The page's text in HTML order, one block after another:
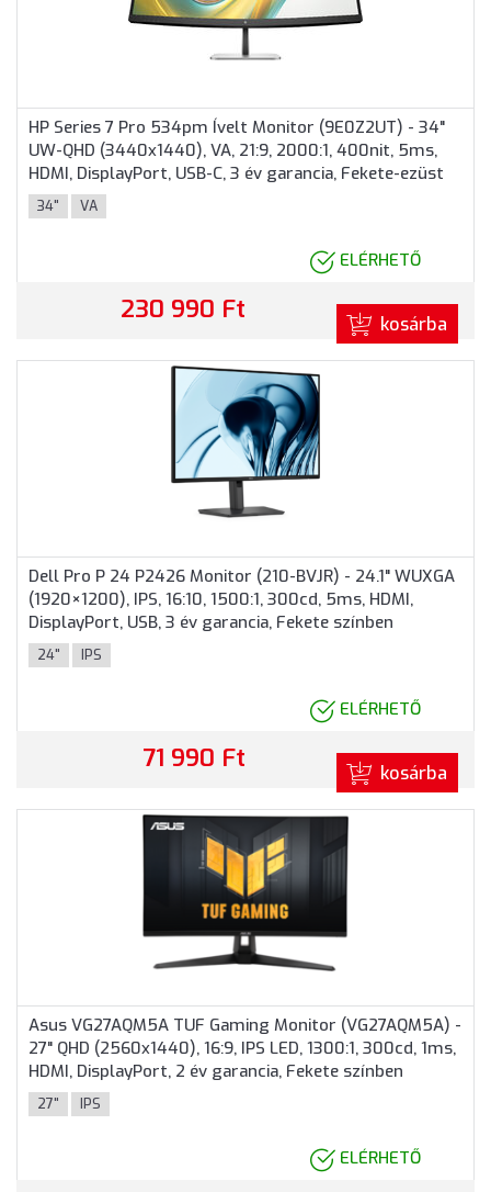
HP Series 7 Pro 534pm Ívelt Monitor (9E0Z2UT) - 34"
UW-QHD (3440x1440), VA, 21:9, 2000:1, 400nit, 5ms,
HDMI, DisplayPort, USB-C, 3 év garancia, Fekete-ezüst
színben
34" VA
ELÉRHETŐ
230 990 Ft kosárba
Dell Pro P 24 P2426 Monitor (210-BVJR) - 24.1" WUXGA
(1920×1200), IPS, 16:10, 1500:1, 300cd, 5ms, HDMI,
DisplayPort, USB, 3 év garancia, Fekete színben
24" IPS
ELÉRHETŐ
71 990 Ft kosárba
Asus VG27AQM5A TUF Gaming Monitor (VG27AQM5A) -
27" QHD (2560x1440), 16:9, IPS LED, 1300:1, 300cd, 1ms,
HDMI, DisplayPort, 2 év garancia, Fekete színben
27" IPS
ELÉRHETŐ